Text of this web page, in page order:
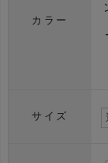
カラー
サイズ